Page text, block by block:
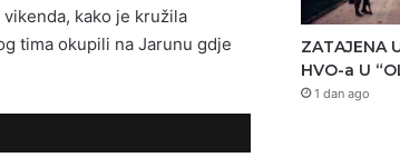
kako je kružila
tima okupili na Jarunu gdje
ZATAJENA
HVO-a U
1 dan ago